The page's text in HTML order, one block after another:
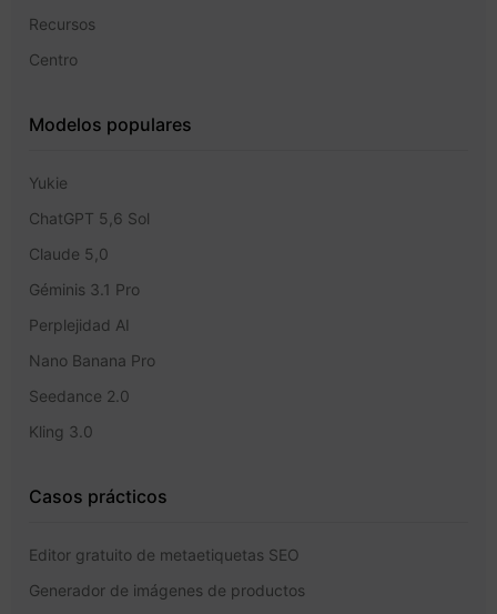
Recursos
Centro
Modelos populares
Yukie
ChatGPT 5,6 Sol
Claude 5,0
Géminis 3.1 Pro
Perplejidad AI
Nano Banana Pro
Seedance 2.0
Kling 3.0
Casos prácticos
Editor gratuito de metaetiquetas SEO
Generador de imágenes de productos